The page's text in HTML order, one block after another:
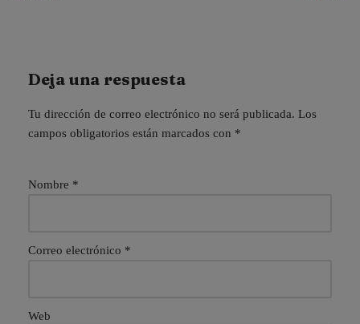
Deja una respuesta
Tu dirección de correo electrónico no será publicada. Los
campos obligatorios están marcados con *
Nombre *
Correo electrónico *
Web